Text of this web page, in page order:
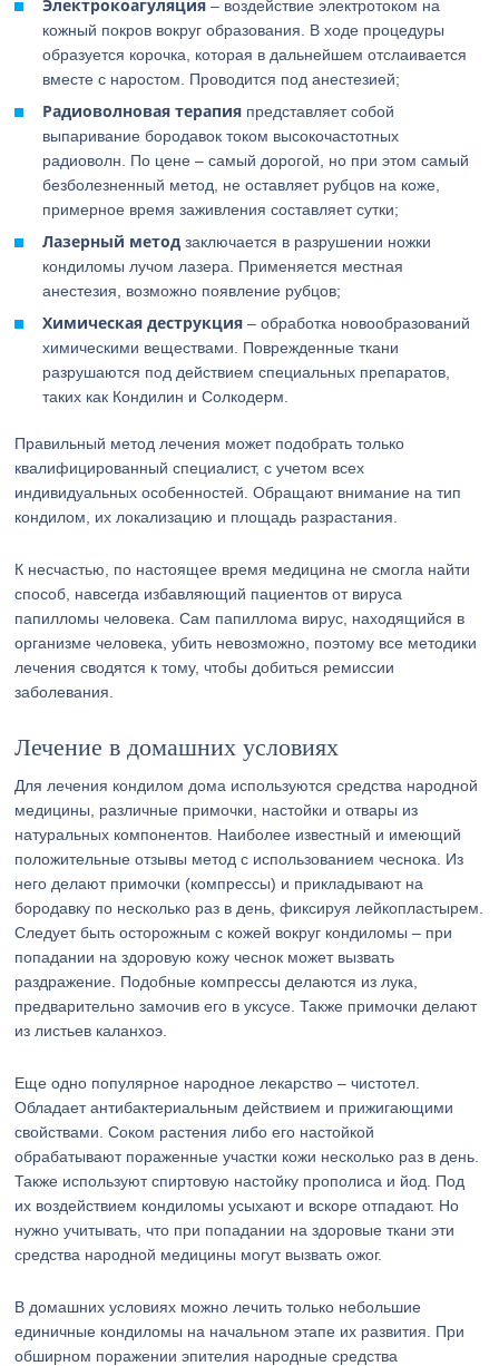
Электрокоагуляция– воздействие электротоком на
кожный покров вокруг образования. В ходе процедуры
образуется корочка, которая в дальнейшем отслаивается
вместе с наростом. Проводится под анестезией;
Радиоволновая терапия представляет собой
выпаривание бородавок током высокочастотных
радиоволн. По цене – самый дорогой, но при этом самый
безболезненный метод, не оставляет рубцов на коже,
примерное время заживления составляет сутки;
Лазерный метод заключается в разрушении ножки
кондиломы лучом лазера. Применяется местная
анестезия, возможно появление рубцов;
Химическая деструкция – обработка новообразований
химическими веществами. Поврежденные ткани
разрушаются под действием специальных препаратов,
таких как Кондилин и Солкодерм.
Правильный метод лечения может подобрать только
квалифицированный специалист, с учетом всех
индивидуальных особенностей. Обращают внимание на тип
кондилом, их локализацию и площадь разрастания.
К несчастью, по настоящее время медицина не смогла найти
способ, навсегда избавляющий пациентов от вируса
папилломы человека. Сам папиллома вирус, находящийся в
организме человека, убить невозможно, поэтому все методики
лечения сводятся к тому, чтобы добиться ремиссии
заболевания.
Лечение в домашних условиях
Для лечения кондилом дома используются средства народной
медицины, различные примочки, настойки и отвары из
натуральных компонентов. Наиболее известный и имеющий
положительные отзывы метод с использованием чеснока. Из
него делают примочки (компрессы) и прикладывают на
бородавку по несколько раз в день, фиксируя лейкопластырем.
Следует быть осторожным с кожей вокруг кондиломы – при
попадании на здоровую кожу чеснок может вызвать
раздражение. Подобные компрессы делаются из лука,
предварительно замочив его в уксусе. Также примочки делают
из листьев каланхоэ.
Еще одно популярное народное лекарство – чистотел.
Обладает антибактериальным действием и прижигающими
свойствами. Соком растения либо его настойкой
обрабатывают пораженные участки кожи несколько раз в день.
Также используют спиртовую настойку прополиса и йод. Под
их воздействием кондиломы усыхают и вскоре отпадают. Но
нужно учитывать, что при попадании на здоровые ткани эти
средства народной медицины могут вызвать ожог.
В домашних условиях можно лечить только небольшие
единичные кондиломы на начальном этапе их развития. При
обширном поражении эпителия народные средства